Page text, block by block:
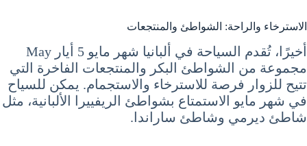
الاسترخاء والراحة: الشواطئ والمنتجعات
أخيرًا، تُقدم السياحة في ألبانيا شهر مايو 5 أيار May
مجموعة من الشواطئ البكر والمنتجعات الفاخرة التي
تتيح للزوار فرصة للاسترخاء والاستجمام. يمكن للسياح
في شهر مايو الاستمتاع بشواطئ الريفييرا الألبانية، مثل
شاطئ ديرمي وشاطئ ساراندا.